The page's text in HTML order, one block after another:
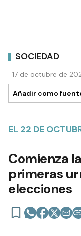
SOCIEDAD
17 de octubre de
Añadir como
EL 22 DE
Comienza
primeras
elecciones